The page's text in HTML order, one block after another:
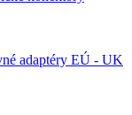
adaptéry EÚ - UK